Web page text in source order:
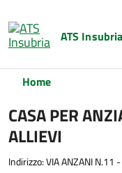
ATS Insubria
Home
CASA PER
ALLIEVI
Indirizzo: VIA ANZANI N.11